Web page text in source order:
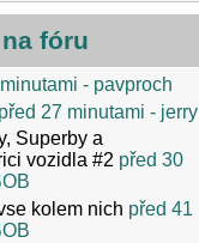
fóru
- pavproch
před 27 minutami - jerry
Superby a
vozidla #2 před 30
kolem nich před 41